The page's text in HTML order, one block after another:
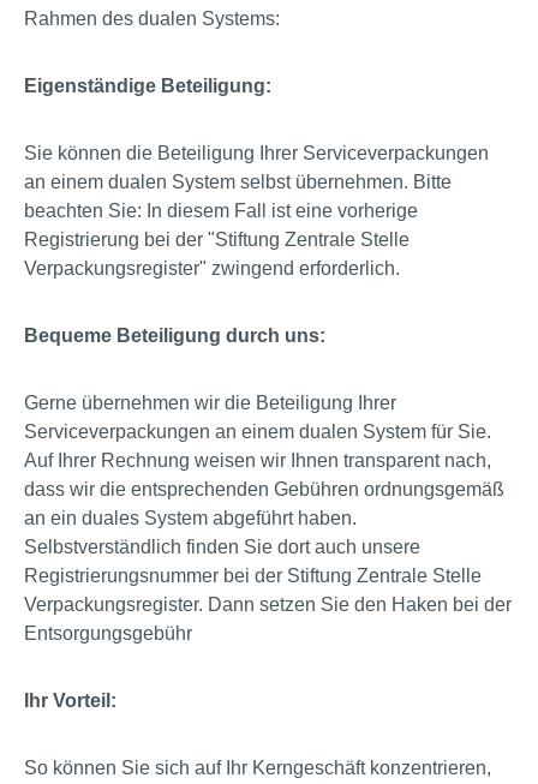
Rahmen des dualen Systems:
Eigenständige Beteiligung:
Sie können die Beteiligung Ihrer Serviceverpackungen
an einem dualen System selbst übernehmen. Bitte
beachten Sie: In diesem Fall ist eine vorherige
Registrierung bei der "Stiftung Zentrale Stelle
Verpackungsregister" zwingend erforderlich.
Bequeme Beteiligung durch uns:
Gerne übernehmen wir die Beteiligung Ihrer
Serviceverpackungen an einem dualen System für Sie.
Auf Ihrer Rechnung weisen wir Ihnen transparent nach,
dass wir die entsprechenden Gebühren ordnungsgemäß
an ein duales System abgeführt haben.
Selbstverständlich finden Sie dort auch unsere
Registrierungsnummer bei der Stiftung Zentrale Stelle
Verpackungsregister. Dann setzen Sie den Haken bei der
Entsorgungsgebühr
Ihr Vorteil:
So können Sie sich auf Ihr Kerngeschäft konzentrieren,